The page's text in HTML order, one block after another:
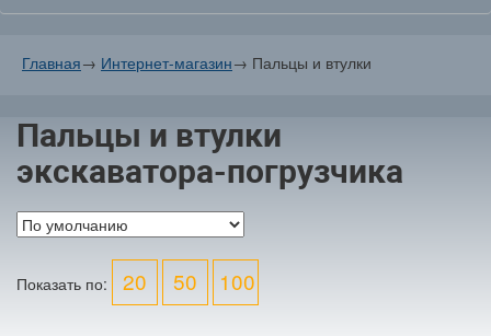
Главная→ Интернет-магазин→ Пальцы и втулки
Пальцы и втулки
экскаватора-погрузчика
Показать по: 20 50 100